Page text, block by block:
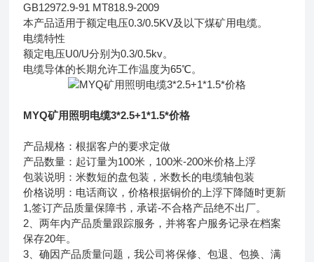
GB12972.9-91 MT818.9-2009
本产品适用于额定电压0.3/0.5KV及以下煤矿用电缆。
电缆特性
额定电压U0/U分别为0.3/0.5kv。
电缆导体的长期允许工作温度为65℃。
MYQ矿用照明电缆3*2.5+1*1.5*价格
产品规格：根据客户的要求定做
产品数量：起订量为100米，100米-200米价格上浮
包装说明：米数短的盘包装，米数长的电缆轴包装
价格说明：电话商议，价格根据铜价的上浮下降随时更新
1,签订产品质量保障书，承诺-不合格产品绝不出厂。
2、两年内产品质量跟踪服务，并将客户服务记录在档案
保存20年。
3、确因产品质量问题，我公司将保修、包退、包换、满